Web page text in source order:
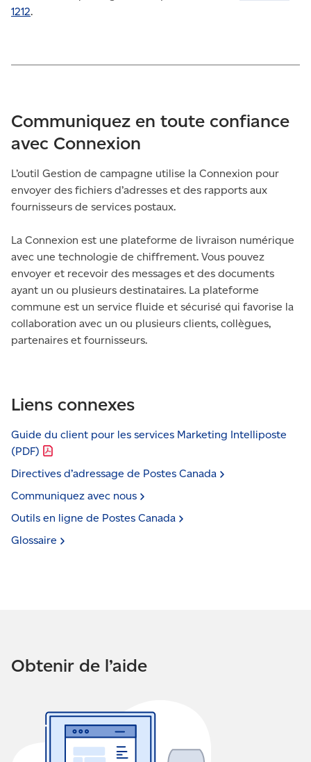
1212.
Communiquez en toute confiance
avec Connexion
L’outil Gestion de campagne utilise la Connexion pour
envoyer des fichiers d’adresses et des rapports aux
fournisseurs de services postaux.
La Connexion est une plateforme de livraison numérique
avec une technologie de chiffrement. Vous pouvez
envoyer et recevoir des messages et des documents
ayant un ou plusieurs destinataires. La plateforme
commune est un service fluide et sécurisé qui favorise la
collaboration avec un ou plusieurs clients, collègues,
partenaires et fournisseurs.
Liens connexes
Guide du client pour les services Marketing Intelliposte
(PDF)
Directives d’adressage de Postes Canada
Communiquez avec nous
Outils en ligne de Postes Canada
Glossaire
Obtenir de l’aide